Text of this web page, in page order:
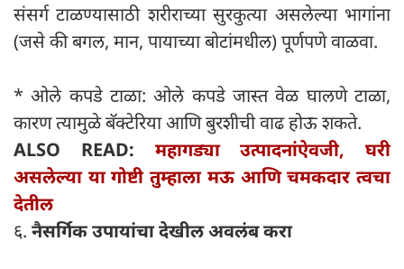
संसर्ग टाळण्यासाठी शरीराच्या सुरकुत्या असलेल्या भागांना
(जसे की बगल, मान, पायाच्या बोटांमधील) पूर्णपणे वाळवा.
* ओले कपडे टाळा: ओले कपडे जास्त वेळ घालणे टाळा,
कारण त्यामुळे बॅक्टेरिया आणि बुरशीची वाढ होऊ शकते.
ALSO READ: महागड्या उत्पादनांऐवजी, घरी
असलेल्या या गोष्टी तुम्हाला मऊ आणि चमकदार त्वचा
देतील
६. नैसर्गिक उपायांचा देखील अवलंब करा